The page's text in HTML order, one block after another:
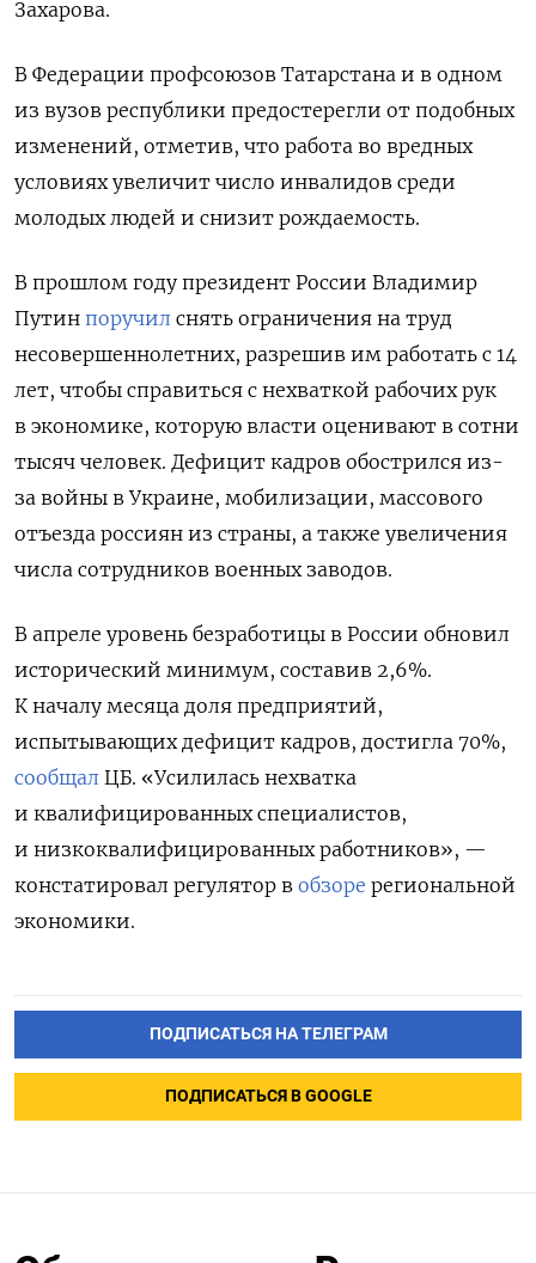
Захарова.
В Федерации профсоюзов Татарстана и в одном
из вузов республики предостерегли от подобных
изменений, отметив, что работа во вредных
условиях увеличит число инвалидов среди
молодых людей и снизит рождаемость.
В прошлом году президент России Владимир
Путин поручил снять ограничения на труд
несовершеннолетних, разрешив им работать с 14
лет, чтобы справиться с нехваткой рабочих рук
в экономике, которую власти оценивают в сотни
тысяч человек. Дефицит кадров обострился из-
за войны в Украине, мобилизации, массового
отъезда россиян из страны, а также увеличения
числа сотрудников военных заводов.
В апреле уровень безработицы в России обновил
исторический минимум, составив 2,6%.
К началу месяца доля предприятий,
испытывающих дефицит кадров, достигла 70%,
сообщал ЦБ. «Усилилась нехватка
и квалифицированных специалистов,
и низкоквалифицированных работников», —
констатировал регулятор в обзоре региональной
экономики.
ПОДПИСАТЬСЯ НА ТЕЛЕГРАМ
ПОДПИСАТЬСЯ В GOOGLE